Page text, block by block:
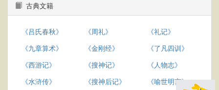
古典文籍
《吕氏春秋》 《周礼》
《礼记》
《九章算术》
《金刚经》
《了凡四训》
《西游记》
《搜神记》
《人物志》
《水浒传》
《搜神后记》
《喻世明言》